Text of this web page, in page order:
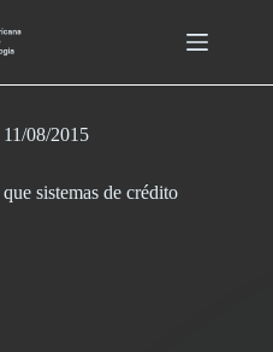
11/08/2015
sistemas de crédito